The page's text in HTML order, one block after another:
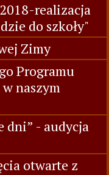
realizacja
do szkoły"
Zimy
Programu
naszym
dni” - audycja
otwarte z